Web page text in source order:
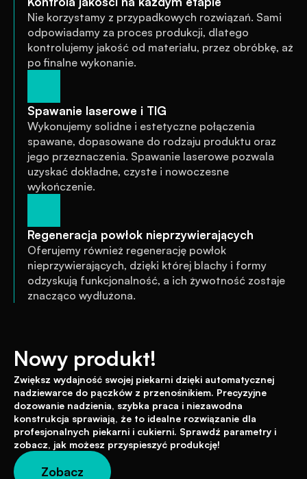
Nie korzystamy z przypadkowych rozwiązań. Sami
odpowiadamy za proces produkcji, dlatego
kontrolujemy jakość od materiału, przez obróbkę, aż
po finalne wykonanie.
Spawanie laserowe i TIG
Wykonujemy solidne i estetyczne połączenia
spawane, dopasowane do rodzaju produktu oraz
jego przeznaczenia. Spawanie laserowe pozwala
uzyskać dokładne, czyste i nowoczesne
wykończenie.
Regeneracja powłok nieprzywierających
Oferujemy również regenerację powłok
nieprzywierających, dzięki której blachy i formy
odzyskują funkcjonalność, a ich żywotność zostaje
znacząco wydłużona.
Nowy produkt!
Zwiększ wydajność swojej piekarni dzięki automatycznej
nadziewarce do pączków z przenośnikiem. Precyzyjne
dozowanie nadzienia, szybka praca i niezawodna
konstrukcja sprawiają, że to idealne rozwiązanie dla
profesjonalnych piekarni i cukierni. Sprawdź parametry i
zobacz, jak możesz przyspieszyć produkcję!
Zobacz